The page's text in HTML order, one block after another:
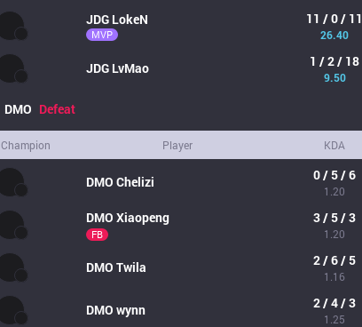
JDG LokeN
MVP
11 / 0 / 11
26.40
JDG LvMao 1 / 2 / 18
9.50
DMO Defeat
Champion Player KDA
DMO Chelizi 0 / 5 / 6
1.20
DMO Xiaopeng
FB
3 / 5 / 3
1.20
DMO Twila 2 / 6 / 5
1.16
DMO wynn 2 / 4 / 3
1.25